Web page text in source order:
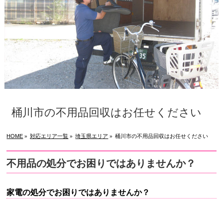
桶川市の不用品回収はお任せください
HOME » 対応エリア一覧 » 埼玉県エリア » 桶川市の不用品回収はお任せください
不用品の処分でお困りではありませんか？
家電の処分でお困りではありませんか？